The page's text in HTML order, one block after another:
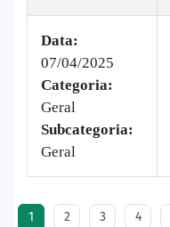
Data:
07/04/2025
Categoria:
Geral
Subcategoria:
Geral
1 2 3 4